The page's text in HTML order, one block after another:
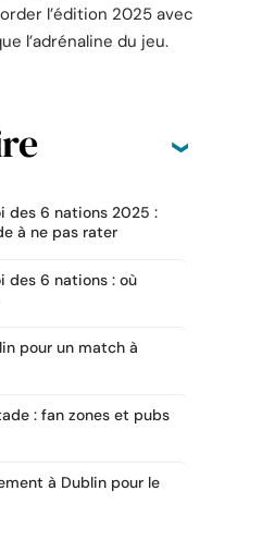
l’édition 2025 avec
l’adrénaline du jeu.
des 6 nations 2025 :
à ne pas rater
des 6 nations : où
pour un match à
: fan zones et pubs
à Dublin pour le